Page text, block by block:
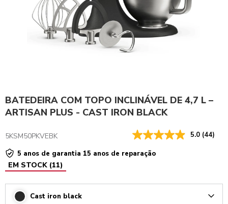
BATEDEIRA COM TOPO INCLINÁVEL DE 4,7 L –
ARTISAN PLUS - CAST IRON BLACK
5KSM50PKVEBK 5.0 (44)
5 anos de garantia 15 anos de reparação
EM STOCK (11)
Cast iron black